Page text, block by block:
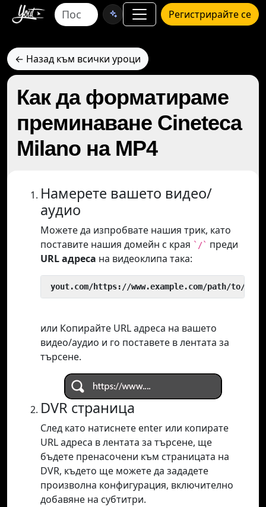
Регистрирайте се
← Назад към всички уроци
Как да форматираме
преминаване Cineteca
Milano на MP4
Намерете вашето видео/
аудио
Можете да изпробвате нашия трик, като
поставите нашия домейн с края `/` преди
URL адреса на видеоклипа така:
yout.com/https://www.example.com/path/to/
или Копирайте URL адреса на вашето
видео/аудио и го поставете в лентата за
търсене.
DVR страница
След като натиснете enter или копирате
URL адреса в лентата за търсене, ще
бъдете пренасочени към страницата на
DVR, където ще можете да зададете
произволна конфигурация, включително
добавяне на субтитри.